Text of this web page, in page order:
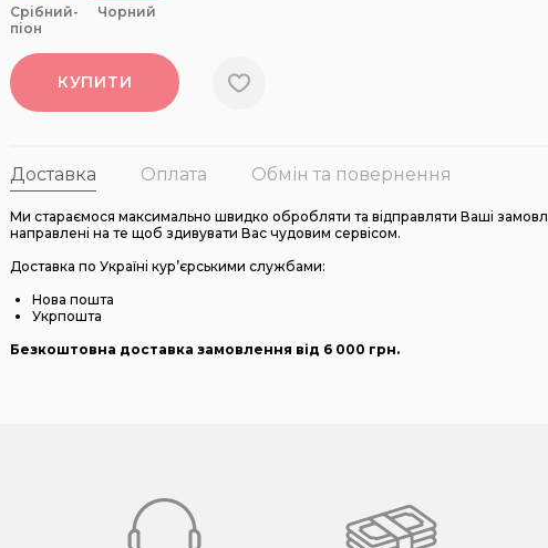
срібний-
піон
чорний
КУПИТИ
Доставка Оплата Обмін та повернення
Ми стараємося максимально швидко обробляти та відправляти Ваші
направлені на те щоб здивувати Вас чудовим сервісом.
Доставка по Україні кур’єрськими службами:
Нова пошта
Укрпошта
Безкоштовна доставка замовлення від 6 000 грн.